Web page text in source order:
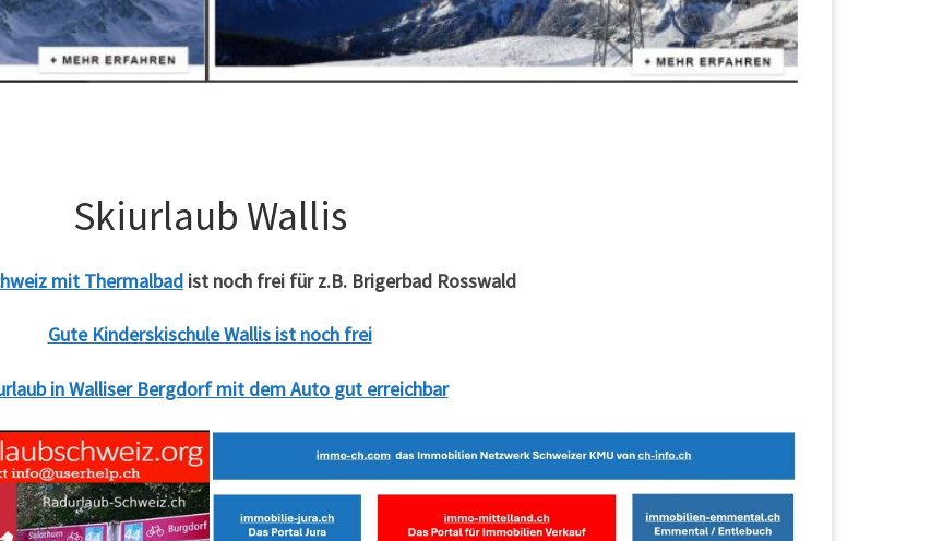
Skiurlaub Wallis
mit Thermalbad ist noch frei für z.B. Brigerbad Rosswald
Gute Kinderskischule Wallis ist noch frei
in Walliser Bergdorf mit dem Auto gut erreichbar